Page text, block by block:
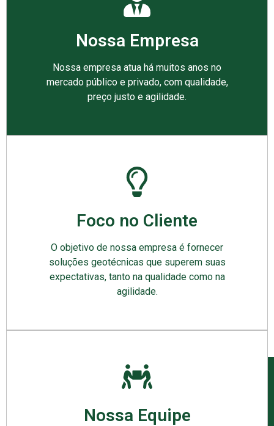
Nossa Empresa
Nossa empresa atua há muitos anos no
mercado público e privado, com qualidade,
preço justo e agilidade.
Foco no Cliente
O objetivo de nossa empresa é fornecer
soluções geotécnicas que superem suas
expectativas, tanto na qualidade como na
agilidade.
Nossa Equipe